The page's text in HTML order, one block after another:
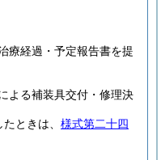
療経過・予定報告書を提
よる補装具交付・修理決
ときは、 様式第二十四